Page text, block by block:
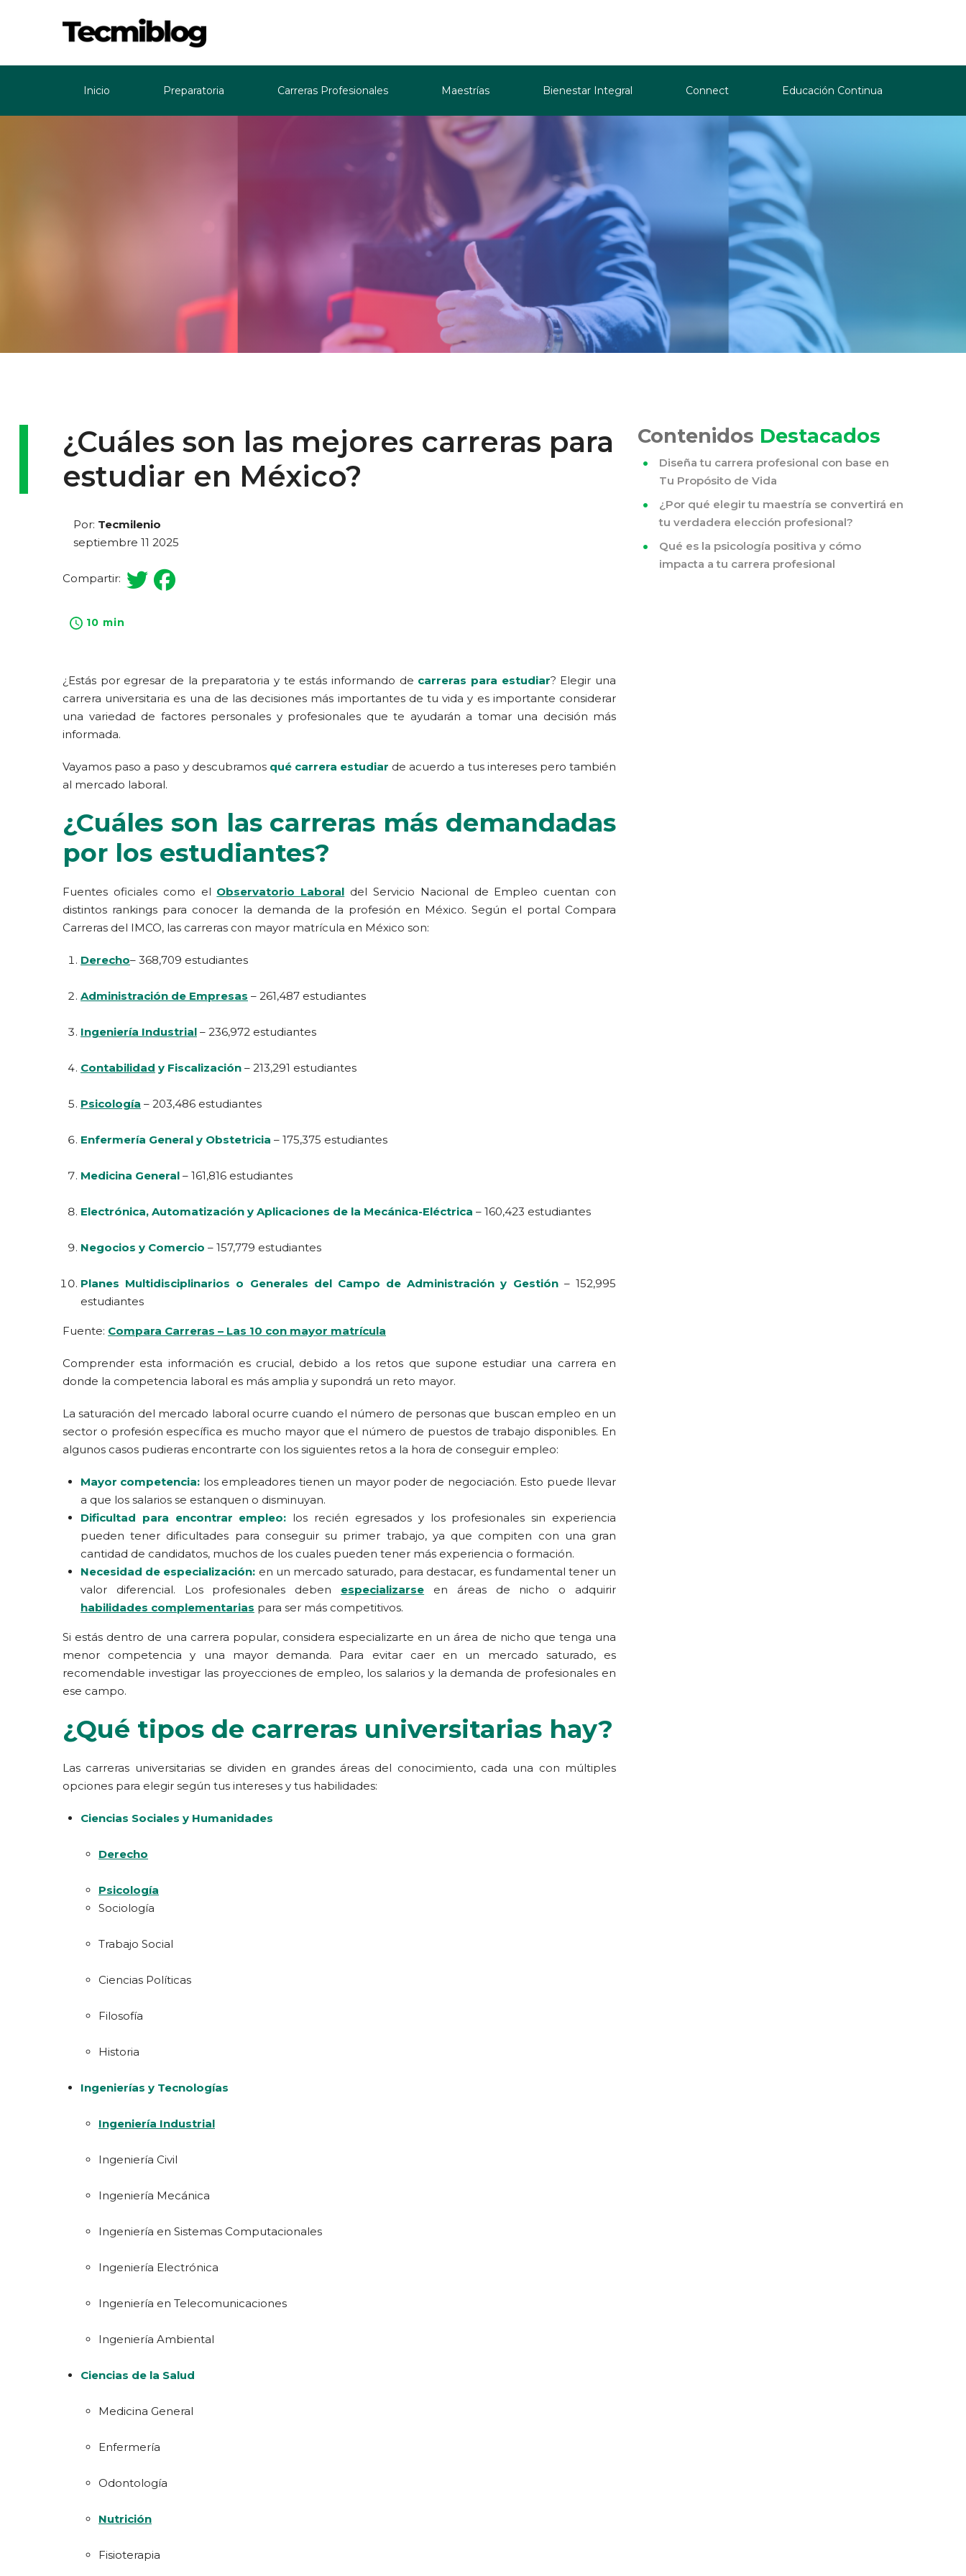
Inicio Preparatoria Carreras Profesionales Maestrías Bienestar Integral Connect Educación Continua
¿Cuáles son las mejores carreras para
estudiar en México?
Por: Tecmilenio
septiembre 11 2025
Compartir:
10 min
¿Estás por egresar de la preparatoria y te estás informando de carreras para estudiar? Elegir una
carrera universitaria es una de las decisiones más importantes de tu vida y es importante considerar
una variedad de factores personales y profesionales que te ayudarán a tomar una decisión más
informada.
Vayamos paso a paso y descubramos qué carrera estudiar de acuerdo a tus intereses pero también
al mercado laboral.
¿Cuáles son las carreras más demandadas
por los estudiantes?
Fuentes oficiales como el Observatorio Laboral del Servicio Nacional de Empleo cuentan con
distintos rankings para conocer la demanda de la profesión en México. Según el portal Compara
Carreras del IMCO, las carreras con mayor matrícula en México son:
Derecho– 368,709 estudiantes
Administración de Empresas – 261,487 estudiantes
Ingeniería Industrial – 236,972 estudiantes
Contabilidad y Fiscalización – 213,291 estudiantes
Psicología – 203,486 estudiantes
Enfermería General y Obstetricia – 175,375 estudiantes
Medicina General – 161,816 estudiantes
Electrónica, Automatización y Aplicaciones de la Mecánica-Eléctrica – 160,423 estudiantes
Negocios y Comercio – 157,779 estudiantes
Planes Multidisciplinarios o Generales del Campo de Administración y Gestión– 152,995
estudiantes
Fuente: Compara Carreras – Las 10 con mayor matrícula
Comprender esta información es crucial, debido a los retos que supone estudiar una carrera en
donde la competencia laboral es más amplia y supondrá un reto mayor.
La saturación del mercado laboral ocurre cuando el número de personas que buscan empleo en un
sector o profesión específica es mucho mayor que el número de puestos de trabajo disponibles. En
algunos casos pudieras encontrarte con los siguientes retos a la hora de conseguir empleo:
Mayor competencia: los empleadores tienen un mayor poder de negociación. Esto puede llevar
a que los salarios se estanquen o disminuyan.
Dificultad para encontrar empleo: los recién egresados y los profesionales sin experiencia
pueden tener dificultades para conseguir su primer trabajo, ya que compiten con una gran
cantidad de candidatos, muchos de los cuales pueden tener más experiencia o formación.
Necesidad de especialización: en un mercado saturado, para destacar, es fundamental tener un
valor diferencial. Los profesionales deben especializarse en áreas de nicho o adquirir
habilidades complementarias para ser más competitivos.
Si estás dentro de una carrera popular, considera especializarte en un área de nicho que tenga una
menor competencia y una mayor demanda. Para evitar caer en un mercado saturado, es
recomendable investigar las proyecciones de empleo, los salarios y la demanda de profesionales en
ese campo.
¿Qué tipos de carreras universitarias hay?
Las carreras universitarias se dividen en grandes áreas del conocimiento, cada una con múltiples
opciones para elegir según tus intereses y tus habilidades:
Ciencias Sociales y Humanidades
Derecho
Psicología
Sociología
Trabajo Social
Ciencias Políticas
Filosofía
Historia
Ingenierías y Tecnologías
Ingeniería Industrial
Ingeniería Civil
Ingeniería Mecánica
Ingeniería en Sistemas Computacionales
Ingeniería Electrónica
Ingeniería en Telecomunicaciones
Ingeniería Ambiental
Ciencias de la Salud
Medicina General
Enfermería
Odontología
Nutrición
Fisioterapia
Contenidos Destacados
Diseña tu carrera profesional con base en
Tu Propósito de Vida
¿Por qué elegir tu maestría se convertirá en
tu verdadera elección profesional?
Qué es la psicología positiva y cómo
impacta a tu carrera profesional